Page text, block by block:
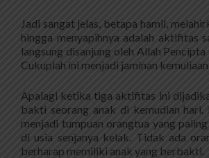
Jadi sangat jelas, betapa hamil,
hingga menyapihnya adalah aktifitas
langsung disanjung oleh Allah Pencipta
Cukuplah ini menjadi jaminan kemuliaan.
Apalagi ketika tiga aktifitas ini
bakti seorang anak di kemudian
menjadi tumpuan orangtua yang
di usia senjanya kelak. Tidak ada
berharap memiliki anak yang berbakti.